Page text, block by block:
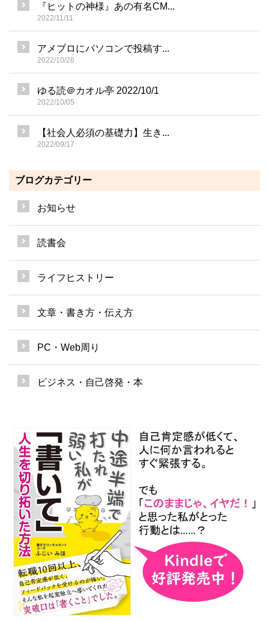
『ヒットの神様』あの有名CM...
2022/11/11
アメブロにパソコンで投稿す...
2022/10/26
ゆる読＠カオル亭 2022/10/1
2022/10/05
【社会人必須の基礎力】生き...
2022/09/17
ブログカテゴリー
お知らせ
読書会
ライフヒストリー
文章・書き方・伝え方
PC・Web周り
ビジネス・自己啓発・本